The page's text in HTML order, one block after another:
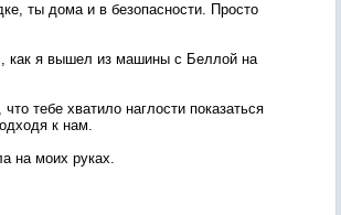
ты дома и в безопасности. Просто
как я вышел из машины с Беллой на
тебе хватило наглости показаться
к нам.
на моих руках.